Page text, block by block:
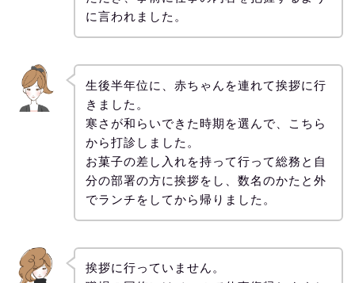
に言われました。
生後半年位に、赤ちゃんを連れて挨拶に行
きました。
寒さが和らいできた時期を選んで、こちら
から打診しました。
お菓子の差し入れを持って行って総務と自
分の部署の方に挨拶をし、数名のかたと外
でランチをしてから帰りました。
挨拶に行っていません。